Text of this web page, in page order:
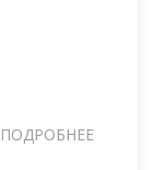
ПОДРОБНЕЕ